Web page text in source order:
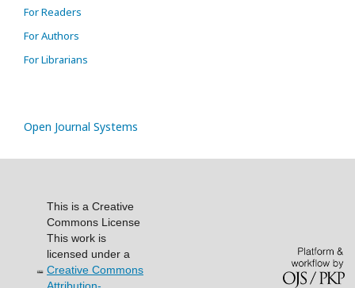
For Readers
For Authors
For Librarians
Open Journal Systems
This is a Creative
Commons License
This work is
licensed under a
Creative Commons